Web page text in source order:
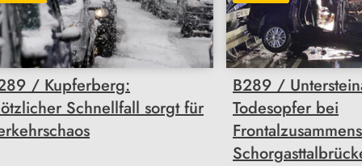
/ Kupferberg:
Schnellfall sorgt für
B289 /
Todesopfer bei